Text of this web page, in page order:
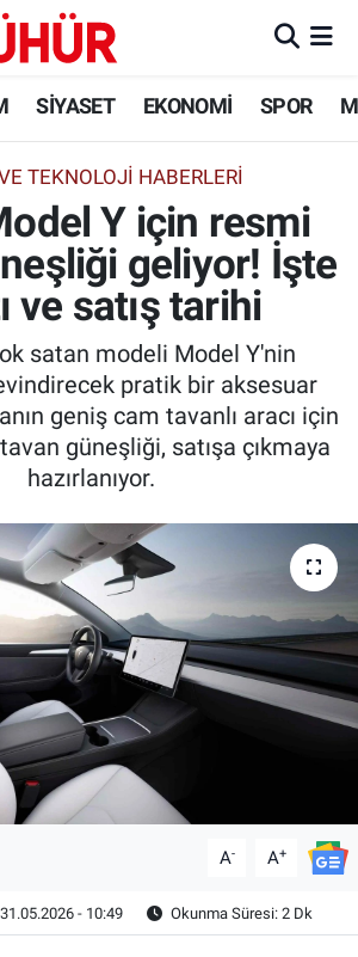
SİYASET EKONOMİ SPOR
TEKNOLOJI HABERLERI
Y için resmi
geliyor! İşte
ve satış tarihi
satan modeli Model Y'nin
pratik bir aksesuar
geniş cam tavanlı aracı için
güneşliği, satışa çıkmaya
hazırlanıyor.
A- A+
31.05.2026 - 10:49 Okunma Süresi: 2 Dk
Eczaneler
Vakitleri
Haritası
Durumu ve Fikstür